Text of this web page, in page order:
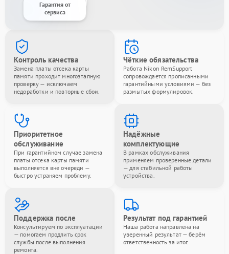
Гарантия от
сервиса
Контроль качества
Замена платы отсека карты
памяти проходит многоэтапную
проверку — исключаем
недоработки и повторные сбои.
Чёткие обязательства
Работа Nikon RemSupport
сопровождается прописанными
гарантийными условиями — без
размытых формулировок.
Приоритетное
обслуживание
При гарантийном случае замена
платы отсека карты памяти
выполняется вне очереди —
быстро устраняем проблему.
Надёжные
комплектующие
В рамках обслуживания
применяем проверенные детали
— для стабильной работы
устройства.
Поддержка после
Консультируем по эксплуатации
— помогаем продлить срок
службы после выполнения
ремонта.
Результат под гарантией
Наша работа направлена на
уверенный результат — берём
ответственность за итог.